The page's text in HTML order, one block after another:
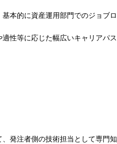
本的に資産運用部門でのジョブ
性等に応じた幅広いキャリアパス
発注者側の技術担当として専門